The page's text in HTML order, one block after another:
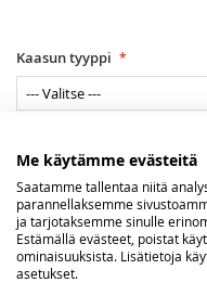
Kaasun tyyppi
Lisää
Me käytämme evästeitä
Saatamme tallentaa niitä
parannellaksemme
ja tarjotaksemme sinulle
Estämällä evästeet, poistat
ominaisuuksista. Lisätietoja
asetukset.